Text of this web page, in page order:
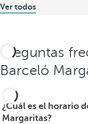
Ver todos
Preguntas
Barceló
¿Cuál es el horario
Margaritas?